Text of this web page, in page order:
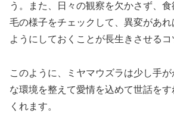
う。また、日々の観察を欠かさず、
毛の様子をチェックして、異変があ
ようにしておくことが長生きさせるコ
このように、ミヤマウズラは少し手
な環境を整えて愛情を込めて世話を
くれます。